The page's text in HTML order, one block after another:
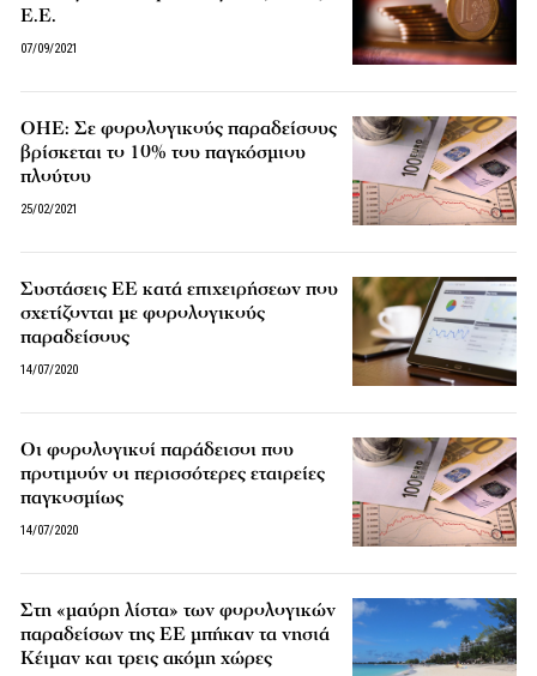
Ε.Ε.
07/09/2021
ΟΗΕ: Σε φορολογικούς παραδείσους
βρίσκεται το 10% του παγκόσμιου
πλούτου
25/02/2021
Συστάσεις ΕΕ κατά επιχειρήσεων που
σχετίζονται με φορολογικούς
παραδείσους
14/07/2020
Οι φορολογικοί παράδεισοι που
προτιμούν οι περισσότερες εταιρείες
παγκοσμίως
14/07/2020
Στη «μαύρη λίστα» των φορολογικών
παραδείσων της ΕΕ μπήκαν τα νησιά
Κέιμαν και τρεις ακόμη χώρες